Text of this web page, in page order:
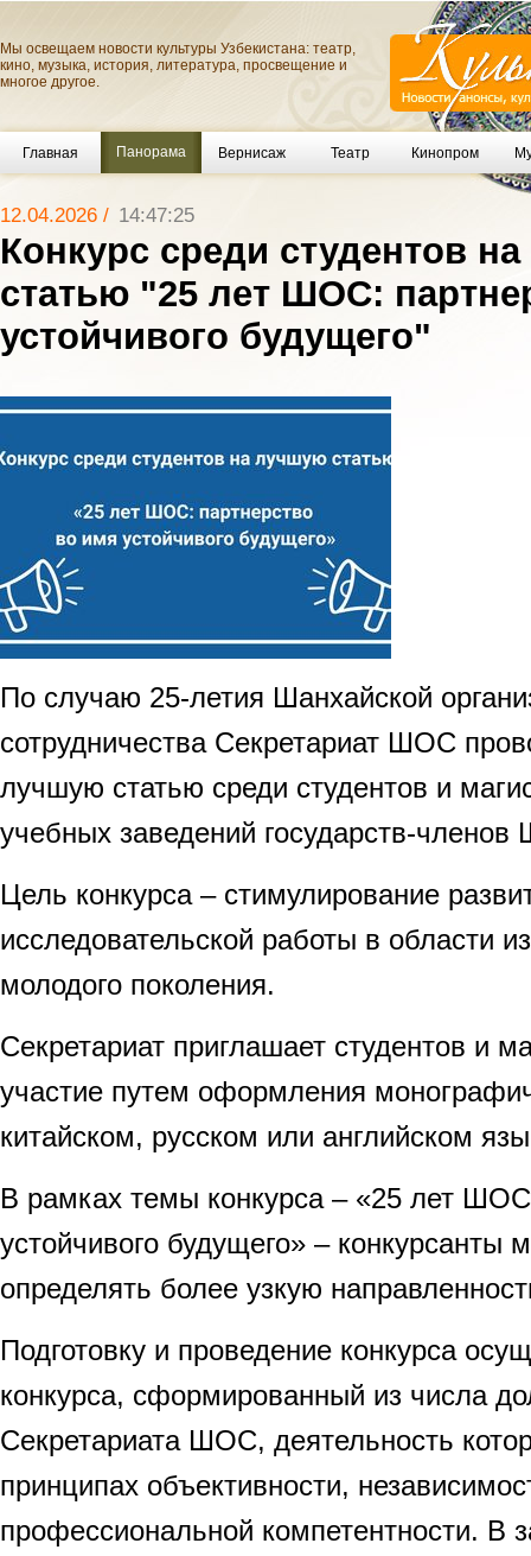
Мы освещаем новости культуры Узбекистана: театр,
кино, музыка, история, литература, просвещение и
многое другое.
Главная Панорама Вернисаж Театр Кинопром
12.04.2026 / 14:47:25
Конкурс среди студентов
статью "25 лет ШОС:
устойчивого будущего"
По случаю 25-летия Шанхайской
сотрудничества Секретариат ШОС
лучшую статью среди студентов и
учебных заведений государств-
Цель конкурса – стимулирование
исследовательской работы в области
молодого поколения.
Секретариат приглашает студентов и
участие путем оформления
китайском, русском или английском
В рамках темы конкурса – «25 лет
устойчивого будущего» – конкурсанты
определять более узкую
Подготовку и проведение конкурса
конкурса, сформированный из числа
Секретариата ШОС, деятельность
принципах объективности,
профессиональной компетентности. В